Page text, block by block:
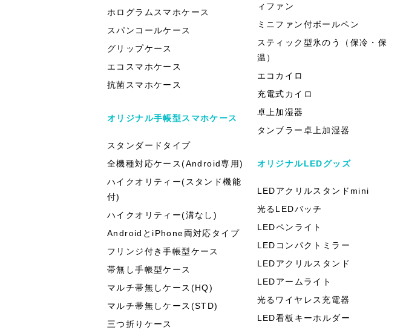
ホログラムスマホケース
スパンコールケース
グリップケース
エコスマホケース
抗菌スマホケース
オリジナル手帳型スマホケース
スタンダードタイプ
全機種対応ケース(Android専用)
ハイクオリティー(スタンド機能
付)
ハイクオリティー(溝なし)
AndroidとiPhone両対応タイプ
フリンジ付き手帳型ケース
帯無し手帳型ケース
マルチ帯無しケース(HQ)
マルチ帯無しケース(STD)
三つ折りケース
ィファン
ミニファン付ボールペン
スティック型氷のう（保冷・保
温）
エコカイロ
充電式カイロ
卓上加湿器
タンブラー卓上加湿器
オリジナルLEDグッズ
LEDアクリルスタンドmini
光るLEDバッチ
LEDペンライト
LEDコンパクトミラー
LEDアクリルスタンド
LEDアームライト
光るワイヤレス充電器
LED看板キーホルダー